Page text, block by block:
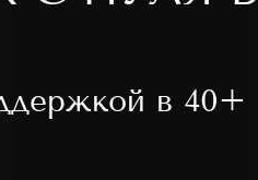
в 40+